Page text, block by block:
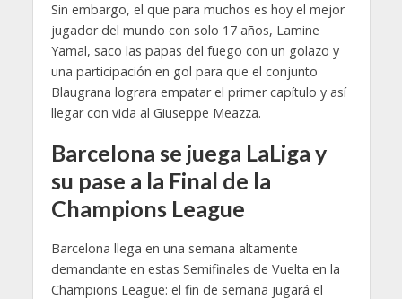
Sin embargo, el que para muchos es hoy el mejor
jugador del mundo con solo 17 años, Lamine
Yamal, saco las papas del fuego con un golazo y
una participación en gol para que el conjunto
Blaugrana lograra empatar el primer capítulo y así
llegar con vida al Giuseppe Meazza.
Barcelona se juega LaLiga y
su pase a la Final de la
Champions League
Barcelona llega en una semana altamente
demandante en estas Semifinales de Vuelta en la
Champions League: el fin de semana jugará el